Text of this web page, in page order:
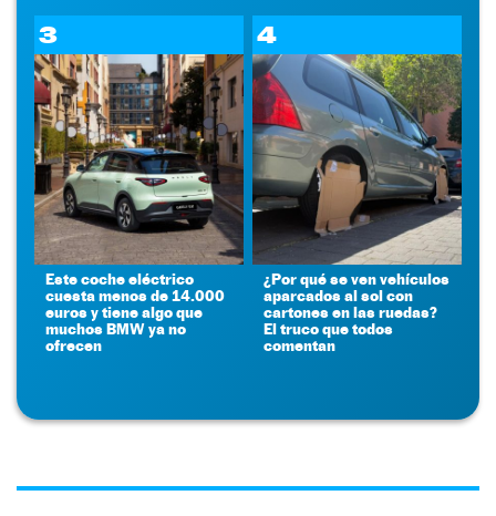
3
Este coche eléctrico
cuesta menos de 14.000
euros y tiene algo que
muchos BMW ya no
ofrecen
4
¿Por qué se ven vehículos
aparcados al sol con
cartones en las ruedas?
El truco que todos
comentan